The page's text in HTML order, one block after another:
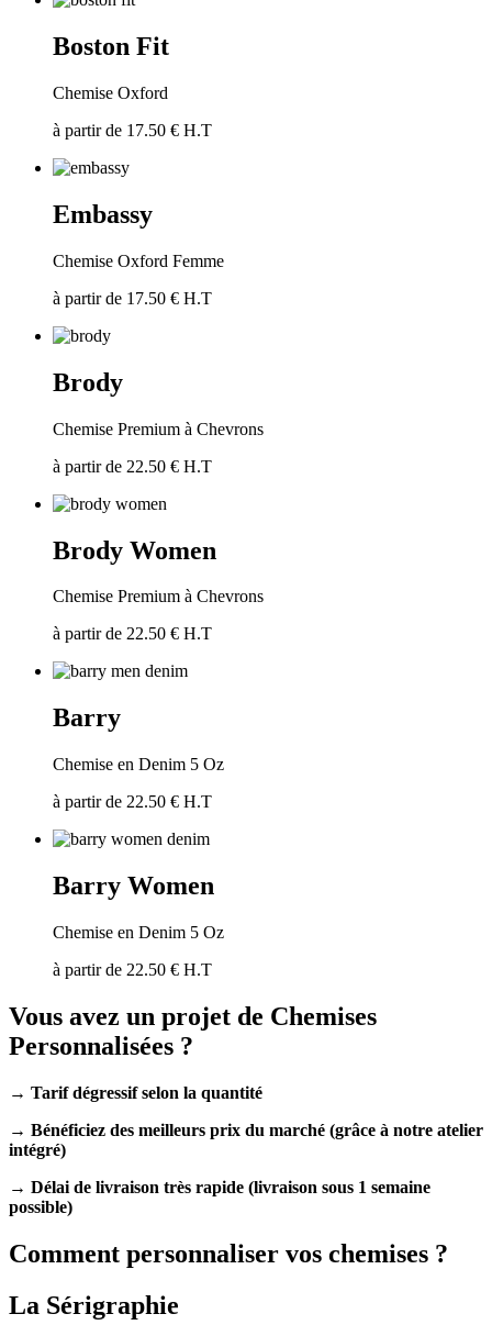
Boston Fit
Chemise Oxford
à partir de 17.50 € H.T
Embassy
Chemise Oxford Femme
à partir de 17.50 € H.T
Brody
Chemise Premium à Chevrons
à partir de 22.50 € H.T
Brody Women
Chemise Premium à Chevrons
à partir de 22.50 € H.T
Barry
Chemise en Denim 5 Oz
à partir de 22.50 € H.T
Barry Women
Chemise en Denim 5 Oz
à partir de 22.50 € H.T
Vous avez un projet de Chemises
Personnalisées ?
→ Tarif dégressif selon la quantité
→ Bénéficiez des meilleurs prix du marché (grâce à notre atelier
intégré)
→ Délai de livraison très rapide (livraison sous 1 semaine
possible)
Comment personnaliser vos chemises ?
La Sérigraphie